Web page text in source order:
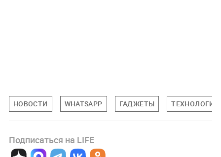
НОВОСТИ WHATSAPP ГАДЖЕТЫ ТЕХНОЛОГИИ
Подписаться на LIFE